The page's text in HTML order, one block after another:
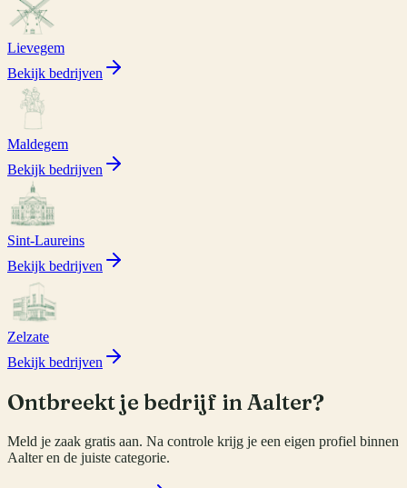
Lievegem
Bekijk bedrijven
Maldegem
Bekijk bedrijven
Sint-Laureins
Bekijk bedrijven
Zelzate
Bekijk bedrijven
Ontbreekt je bedrijf in Aalter?
Meld je zaak gratis aan. Na controle krijg je een eigen profiel binnen
Aalteren de juiste categorie.